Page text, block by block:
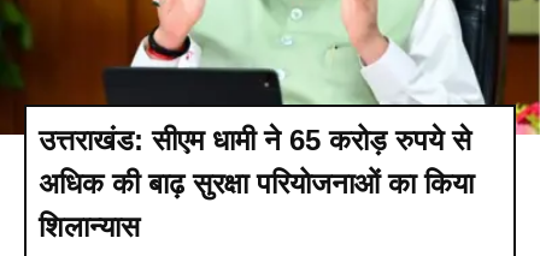
उत्तराखंड: सीएम धामी ने 65 करोड़ रुपये से
अधिक की बाढ़ सुरक्षा परियोजनाओं का किया
शिलान्यास